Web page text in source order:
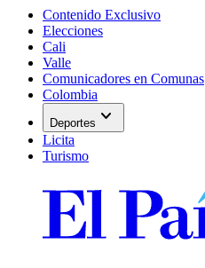
Contenido Exclusivo
Elecciones
Cali
Valle
Comunicadores en Comunas
Colombia
Deportes expand_more
Licita
Turismo